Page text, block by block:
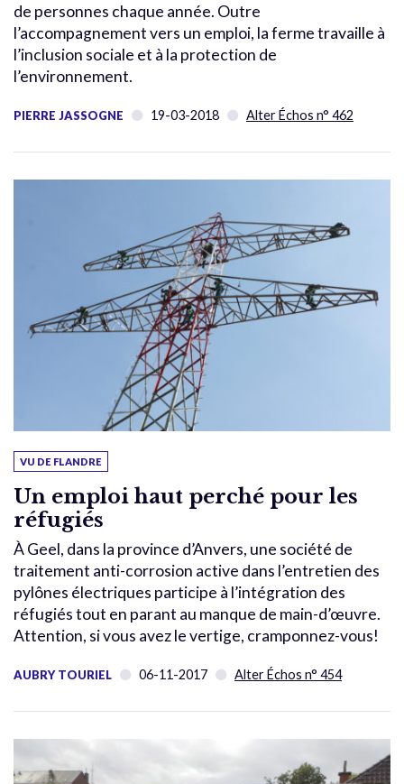
de personnes chaque année. Outre
l’accompagnement vers un emploi, la ferme travaille à
l’inclusion sociale et à la protection de
l’environnement.
PIERRE JASSOGNE 19-03-2018 Alter Échos n° 462
VU DE FLANDRE
Un emploi haut perché pour les
réfugiés
À Geel, dans la province d’Anvers, une société de
traitement anti-corrosion active dans l’entretien des
pylônes électriques participe à l’intégration des
réfugiés tout en parant au manque de main-d’œuvre.
Attention, si vous avez le vertige, cramponnez-vous!
AUBRY TOURIEL 06-11-2017 Alter Échos n° 454